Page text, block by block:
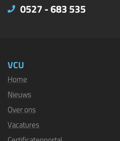
0527 - 683 535
VCU
Home
Nieuws
Over ons
Vacatures